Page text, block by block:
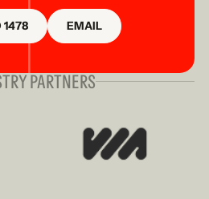
EMAIL
PARTNERS